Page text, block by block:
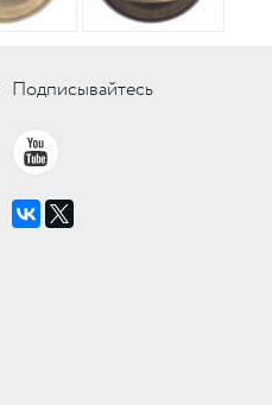
Подписывайтесь